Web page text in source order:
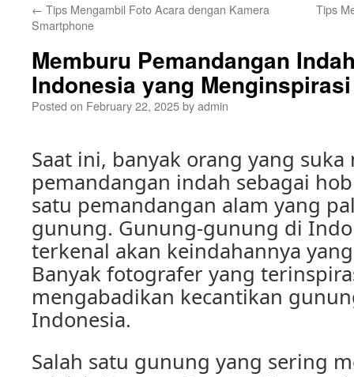
← Tips Mengambil Foto Acara dengan Kamera
Smartphone
Tips
Memburu Pemandangan
Indonesia yang Menginspirasi
Posted on February 22, 2025byadmin
Saat ini, banyak orang yang
pemandangan indah sebagai
satu pemandangan alam yang
gunung. Gunung-gunung di
terkenal akan keindahannya
Banyak fotografer yang
mengabadikan kecantikan
Indonesia.
Salah satu gunung yang sering